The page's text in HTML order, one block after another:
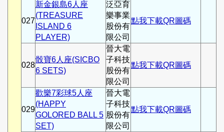
027
新金銀島6人座
(TREASURE
ISLAND 6
PLAYER)
泛亞育
樂事業
股份有
限公司
點我下載QR圖碼
028
骰寶6人座(SICBO
6 SETS)
晉大電
子科技
股份有
限公司
點我下載QR圖碼
029
歡樂7彩球5人座
(HAPPY
GOLORED BALL 5
SET)
晉大電
子科技
股份有
限公司
點我下載QR圖碼